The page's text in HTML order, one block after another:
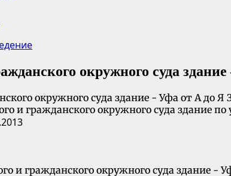
окружного суда
окружного суда здание - Уфа от А до
и гражданского окружного суда здание